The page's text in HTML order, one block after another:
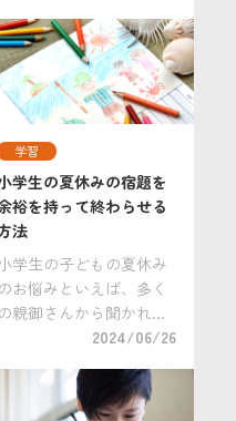
のような学校の長期休
において最大の悩みの
ネは「勉強」。学習ス
ケジュールを立て規則正
学習
学生の夏休みの宿題を
裕を持って終わらせる
法
学生の子どもの夏休み
のお悩みといえば、多く
の親御さんから聞かれる
のが、「毎日のお昼ご飯
題」そして「宿題をいか
に終わらせるか問題」で
2024/06/26